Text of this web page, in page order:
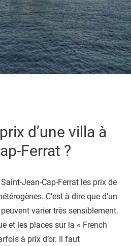
d’une villa à
Ferrat ?
Jean-Cap-Ferrat les prix de
C’est à dire que d’un
varier très sensiblement.
et les places sur la « French
à prix d’or. Il faut